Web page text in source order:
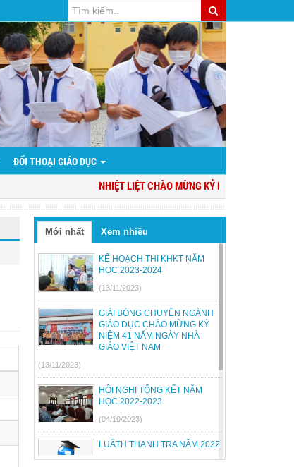
ĐỐI THOẠI GIÁO DỤC
NHIỆT LIỆT CHÀO MỪNG KỶ NIỆM 94 NĂM
Mới nhất Xem nhiều
KẾ HOẠCH THI KHKT NĂM
HỌC 2023-2024
(13/11/2023)
GIẢI BÓNG CHUYỀN NGÀNH
GIÁO DỤC CHÀO MỪNG KỶ
NIỆM 41 NĂM NGÀY NHÀ
GIÁO VIỆT NAM
(13/11/2023)
HỘI NGHỊ TỔNG KẾT NĂM
HỌC 2022-2023
(04/10/2023)
LUÂTH THANH TRA NĂM 2022
(18/07/2023)